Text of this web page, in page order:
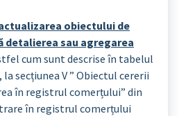
obiectului de
detalierea sau agregarea
cum sunt descrise în tabelul
secțiunea V ” Obiectul cererii
în registrul comerțului” din
în registrul comerțului